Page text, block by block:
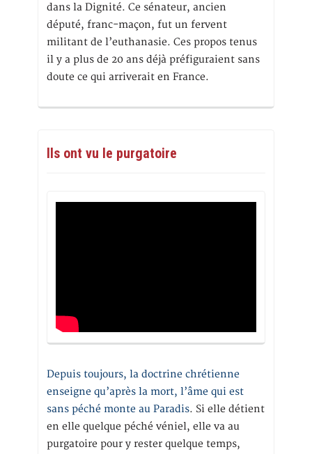
dans la Dignité. Ce sénateur, ancien
député, franc-maçon, fut un fervent
militant de l’euthanasie. Ces propos tenus
il y a plus de 20 ans déjà préfiguraient sans
doute ce qui arriverait en France.
Ils ont vu le purgatoire
Depuis toujours, la doctrine chrétienne
enseigne qu’après la mort, l’âme qui est
sans péché monte au Paradis. Si elle détient
en elle quelque péché véniel, elle va au
purgatoire pour y rester quelque temps,